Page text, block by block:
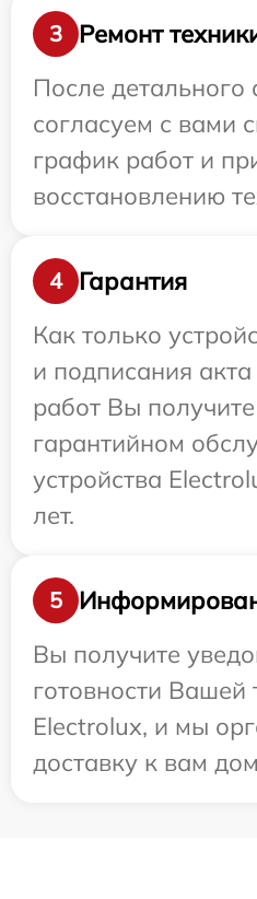
3
Ремонт
После
согласуем с вами
график работ и
восстановлению
4
Гарантия
Как только
и подписания
работ Вы
гарантийном
устройства
лет.
5
Вы получите
готовности Вашей
Electrolux, и мы
доставку к вам